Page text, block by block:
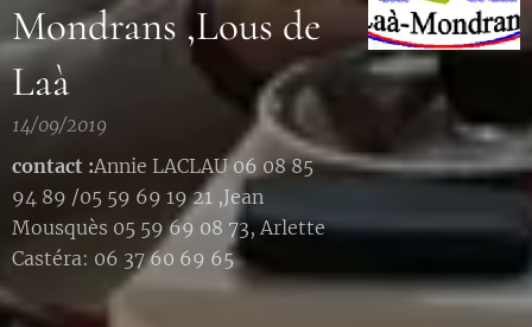
Mondrans ,Lous de
Laà
14/09/2019
contact :Annie LACLAU 06 08 85
94 89 /05 59 69 19 21 ,Jean
Mousquès 05 59 69 08 73, Arlette
Castéra: 06 37 60 69 65